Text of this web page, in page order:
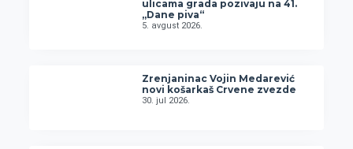
ulicama grada pozivaju na 41.
„Dane piva“
5. avgust 2026.
Zrenjaninac Vojin Medarević
novi košarkaš Crvene zvezde
30. jul 2026.